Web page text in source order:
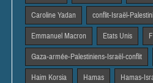
Caroline Yadan conflit-Israël-
Emmanuel Macron Etats Unis
Gaza-armée-Palestiniens-Israël-conflit
Haim Korsia Hamas Hamas-